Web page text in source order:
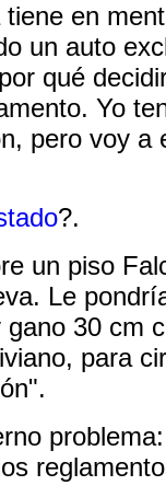
en
un auto
qué
Yo
pero voy a
?.
un piso
Le
30 cm
para